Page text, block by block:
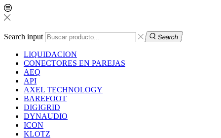
Search input Search
LIQUIDACION
CONECTORES EN PAREJAS
AEQ
API
AXEL TECHNOLOGY
BAREFOOT
DIGIGRID
DYNAUDIO
ICON
KLOTZ